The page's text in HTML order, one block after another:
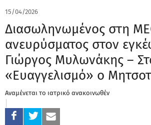
15/04/2026
Διασωληνωμένος στη
ανευρύσματος στον
Γιώργος Μυλωνάκης –
«Ευαγγελισμό» ο
Αναμένεται το ιατρικό ανακοινωθέν